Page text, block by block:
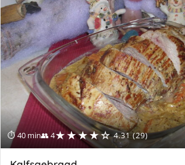
⏱ 40 min👥 4★★★★☆ 4.31 (29)